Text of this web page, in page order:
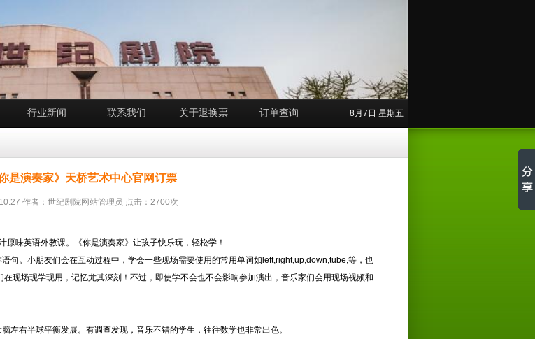
行业新闻 联系我们 关于退换票 订单查询 8月7日 星期五
是演奏家》天桥艺术中心官网订票
作者：世纪剧院网站管理员 点击：2700次
味英语外教课。《你是演奏家》让孩子快乐玩，轻松学！
句。小朋友们会在互动过程中，学会一些现场需要使用的常用单词如left,right,up,down,tube,等，也
现场现学现用，记忆尤其深刻！不过，即使学不会也不会影响参加演出，音乐家们会用现场视频和
左右半球平衡发展。有调查发现，音乐不错的学生，往往数学也非常出色。